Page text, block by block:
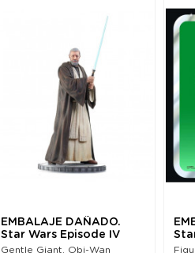
EMBALAJE DAÑADO.
Star Wars Episode IV
Milestones Statue 1/6...
Gentle Giant. Obi-Wan